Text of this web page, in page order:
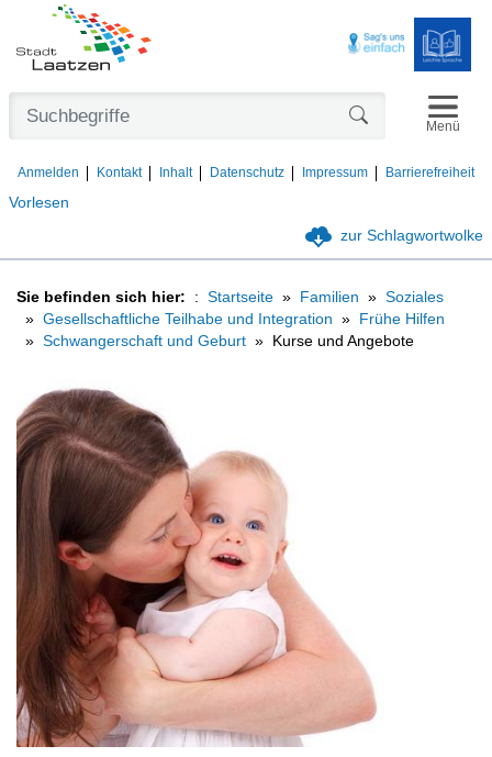
Vorlesen
Anmelden Kontakt Inhalt Datenschutz Impressum Barrierefreiheit
Menü
zur Schlagwortwolke
Sie befinden sich hier: Startseite Familien
Soziales
Gesellschaftliche Teilhabe und Integration
Frühe Hilfen
Schwangerschaft und Geburt
Kurse und Angebote